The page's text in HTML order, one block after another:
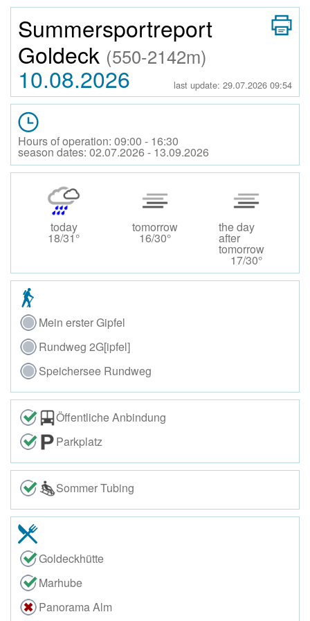
Summersportreport
Goldeck (550-2142m)
10.08.2026 last update: 29.07.2026 09:54
Hours of operation: 09:00 - 16:30
season dates: 02.07.2026 - 13.09.2026
today
18/31°
tomorrow
16/30°
the day
after
tomorrow
17/30°
Mein erster Gipfel
Rundweg 2G[ipfel]
Speichersee Rundweg
Öffentliche Anbindung
Parkplatz
Sommer Tubing
Goldeckhütte
Marhube
Panorama Alm